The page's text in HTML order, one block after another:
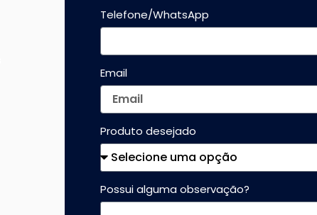
Telefone/WhatsApp
Email
Produto desejado
Possui alguma observação?